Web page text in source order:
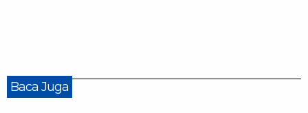
Baca Juga